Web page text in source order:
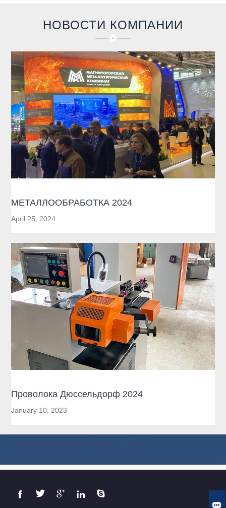
НОВОСТИ КОМПАНИИ
МЕТАЛЛООБРАБОТКА 2024
April 25, 2024
Проволока Дюссельдорф 2024
January 10, 2023
    
